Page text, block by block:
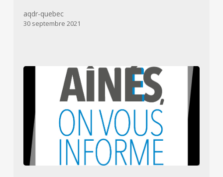
aqdr-quebec
30 septembre 2021